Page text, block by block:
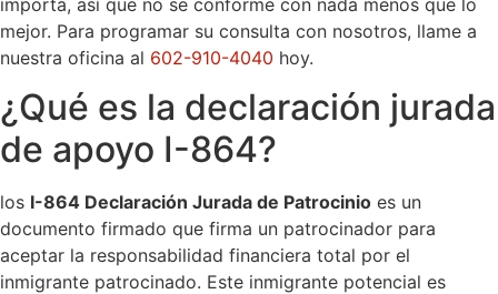
mejor. Para programar su consulta con nosotros, llame a
nuestra oficina al 602-910-4040 hoy.
¿Qué es la declaración jurada
de apoyo I-864?
los I-864 Declaración Jurada de Patrocinio es un
documento firmado que firma un patrocinador para
aceptar la responsabilidad financiera total por el
inmigrante patrocinado. Este inmigrante potencial es